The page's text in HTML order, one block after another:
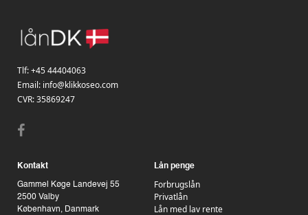
Tlf:+45 44404063
Email: info@klikkoseo.com
CVR: 35869247
Kontakt
Gammel Køge Landevej 55
2500 Valby
København, Danmark
Lån penge
Forbrugslån
Privatlån
Lån med lav rente